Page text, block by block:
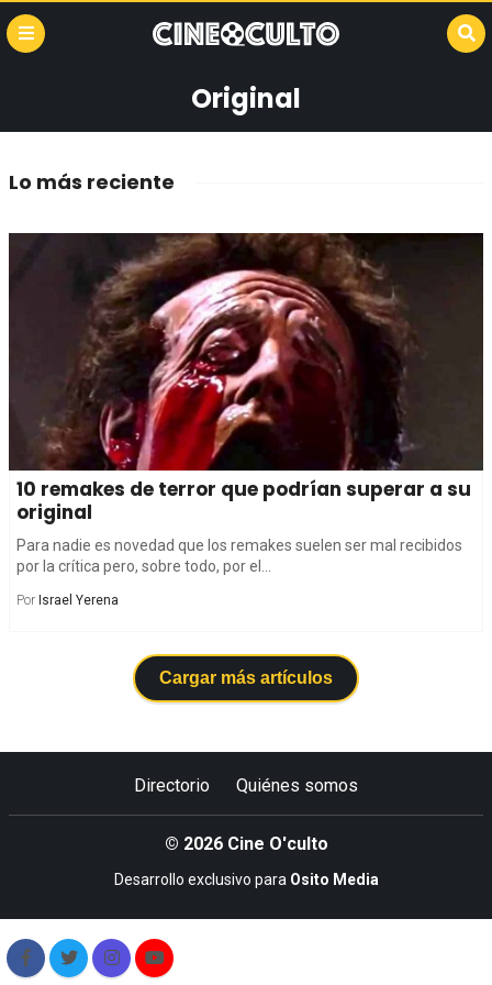
Original
Lo más reciente
10 remakes de terror que podrían superar a su
original
Para nadie es novedad que los remakes suelen ser mal recibidos
por la crítica pero, sobre todo, por el...
Por Israel Yerena
Cargar más artículos
Directorio Quiénes somos
© 2026 Cine O'culto
Desarrollo exclusivo para Osito Media